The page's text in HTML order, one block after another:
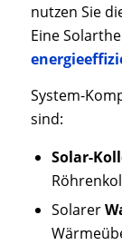
nutzen Sie
Eine
System-
sind:
Solar-
Solarer